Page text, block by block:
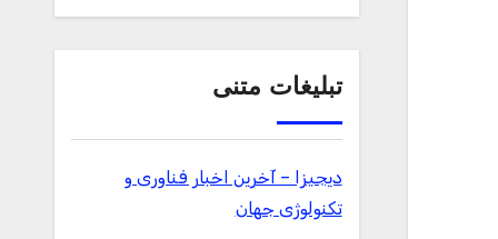
تبلیغات متنی
دیجیزا – آخرین اخبار فناوری و
تکنولوژی جهان